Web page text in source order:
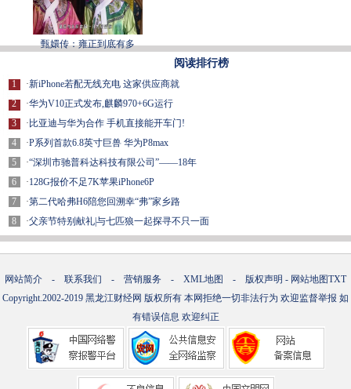
甄嬛传：雍正到底有多
阅读排行榜
1
2
3
4
5
6
7
8
·新iPhone若配无线充电 这家供应商就
·华为V10正式发布,麒麟970+6G运行
· 比亚迪与华为合作 手机直接能开车门!
·P系列首款6.8英寸巨兽 华为P8max
·“深圳市驰普科达科技有限公司”——18年
·128G报价不足7K苹果iPhone6P
·第二代哈弗H6陪您回溯幸“弗”家乡路
·父亲节特别献礼|与七匹狼一起探寻不只一面
网站简介 - 联系我们 - 营销服务 - XML地图 - 版权声明 - 网站地图TXT
Copyright.2002-2019 黑龙江财经网 版权所有 本网拒绝一切非法行为 欢迎监督举报 如
有错误信息 欢迎纠正